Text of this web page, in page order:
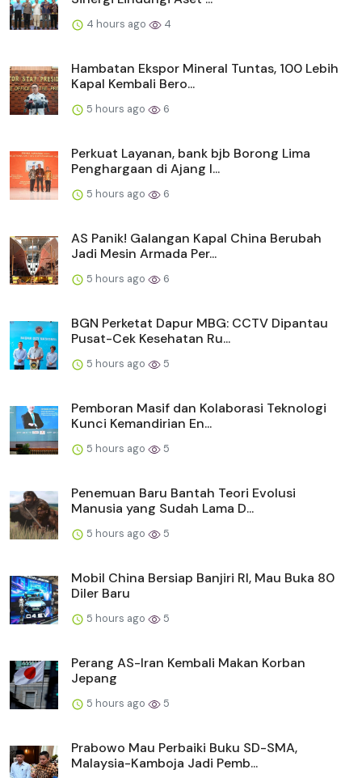
4 hours ago 4
Hambatan Ekspor Mineral Tuntas, 100 Lebih
Kapal Kembali Bero...
5 hours ago 6
Perkuat Layanan, bank bjb Borong Lima
Penghargaan di Ajang I...
5 hours ago 6
AS Panik! Galangan Kapal China Berubah
Jadi Mesin Armada Per...
5 hours ago 6
BGN Perketat Dapur MBG: CCTV Dipantau
Pusat-Cek Kesehatan Ru...
5 hours ago 5
Pemboran Masif dan Kolaborasi Teknologi
Kunci Kemandirian En...
5 hours ago 5
Penemuan Baru Bantah Teori Evolusi
Manusia yang Sudah Lama D...
5 hours ago 5
Mobil China Bersiap Banjiri RI, Mau Buka 80
Diler Baru
5 hours ago 5
Perang AS-Iran Kembali Makan Korban
Jepang
5 hours ago 5
Prabowo Mau Perbaiki Buku SD-SMA,
Malaysia-Kamboja Jadi Pemb...